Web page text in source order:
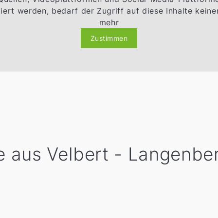
werden, bedarf der Zugriff auf diese Inhalte
mehr
Zustimmen
aus Velbert -